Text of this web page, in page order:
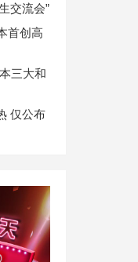
交流会”
首创高
三大和
仅公布